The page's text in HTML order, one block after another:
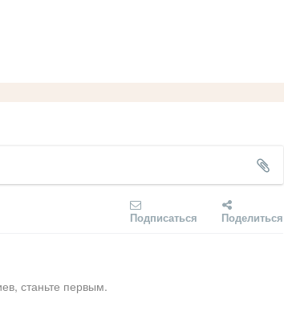
Подписаться Поделиться
станьте первым.